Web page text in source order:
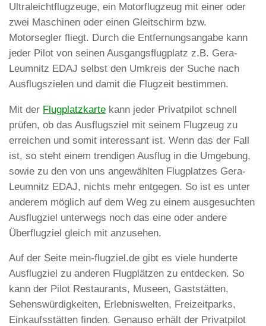
Ultraleichtflugzeuge, ein Motorflugzeug mit einer oder
zwei Maschinen oder einen Gleitschirm bzw.
Motorsegler fliegt. Durch die Entfernungsangabe kann
jeder Pilot von seinen Ausgangsflugplatz z.B. Gera-
Leumnitz EDAJ selbst den Umkreis der Suche nach
Ausflugszielen und damit die Flugzeit bestimmen.
Mit der Flugplatzkarte kann jeder Privatpilot schnell
prüfen, ob das Ausflugsziel mit seinem Flugzeug zu
erreichen und somit interessant ist. Wenn das der Fall
ist, so steht einem trendigen Ausflug in die Umgebung,
sowie zu den von uns angewählten Flugplatzes Gera-
Leumnitz EDAJ, nichts mehr entgegen. So ist es unter
anderem möglich auf dem Weg zu einem ausgesuchten
Ausflugziel unterwegs noch das eine oder andere
Überflugziel gleich mit anzusehen.
Auf der Seite mein-flugziel.de gibt es viele hunderte
Ausflugziel zu anderen Flugplätzen zu entdecken. So
kann der Pilot Restaurants, Museen, Gaststätten,
Sehenswürdigkeiten, Erlebniswelten, Freizeitparks,
Einkaufsstätten finden. Genauso erhält der Privatpilot